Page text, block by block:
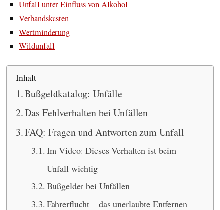
Unfall unter Einfluss von Alkohol
Verbandskasten
Wertminderung
Wildunfall
Inhalt
Bußgeldkatalog: Unfälle
Das Fehlverhalten bei Unfällen
FAQ: Fragen und Antworten zum Unfall
Im Video: Dieses Verhalten ist beim
Unfall wichtig
Bußgelder bei Unfällen
Fahrerflucht – das unerlaubte Entfernen